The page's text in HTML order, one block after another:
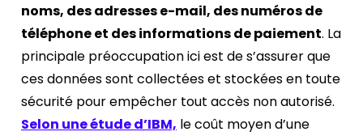
noms, des adresses e-mail, des numéros de
téléphone et des informations de paiement. La
principale préoccupation ici est de s’assurer que
ces données sont collectées et stockées en toute
sécurité pour empêcher tout accès non autorisé.
Selon une étude d’IBM, le coût moyen d’une